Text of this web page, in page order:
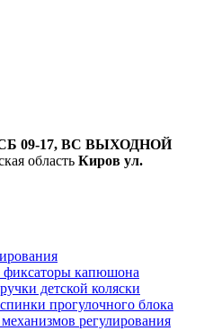
09-17, ВС ВЫХОДНОЙ
область Киров ул.
фиксаторы капюшона
детской коляски
прогулочного блока
регулирования